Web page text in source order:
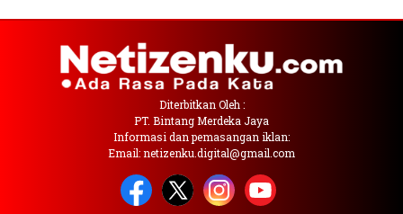
Diterbitkan Oleh :
PT. Bintang Merdeka Jaya
Informasi dan pemasangan iklan:
Email: netizenku.digital@gmail.com